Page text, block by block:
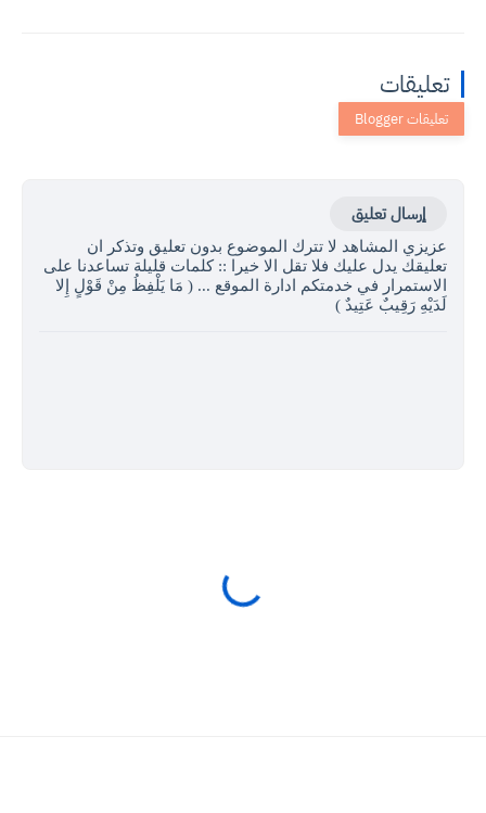
تعليقات
إرسال تعليق
عزيزي المشاهد لا تترك الموضوع بدون تعليق وتذكر ان
تعليقك يدل عليك فلا تقل الا خيرا :: كلمات قليلة تساعدنا على
الاستمرار في خدمتكم ادارة الموقع ... ( مَا يَلْفِظُ مِنْ قَوْلٍ إِلا
لَدَيْهِ رَقِيبٌ عَتِيدٌ )